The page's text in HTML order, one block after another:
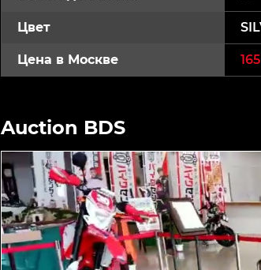
Цвет
Цена в Москве
Auction BDS